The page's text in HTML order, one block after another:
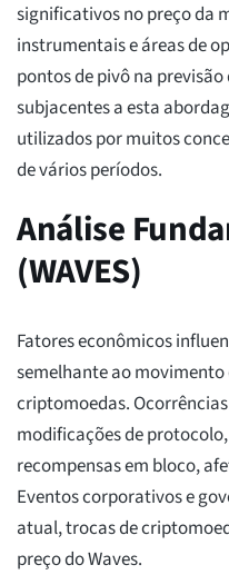
significativos no preço da
instrumentais e áreas de
pontos de pivô na
subjacentes a esta
utilizados por muitos
de vários períodos.
Análise
(WAVES)
Fatores econômicos
semelhante ao movimento
criptomoedas.
modificações de
recompensas em bloco,
Eventos corporativos e
atual, trocas de
preço do Waves.